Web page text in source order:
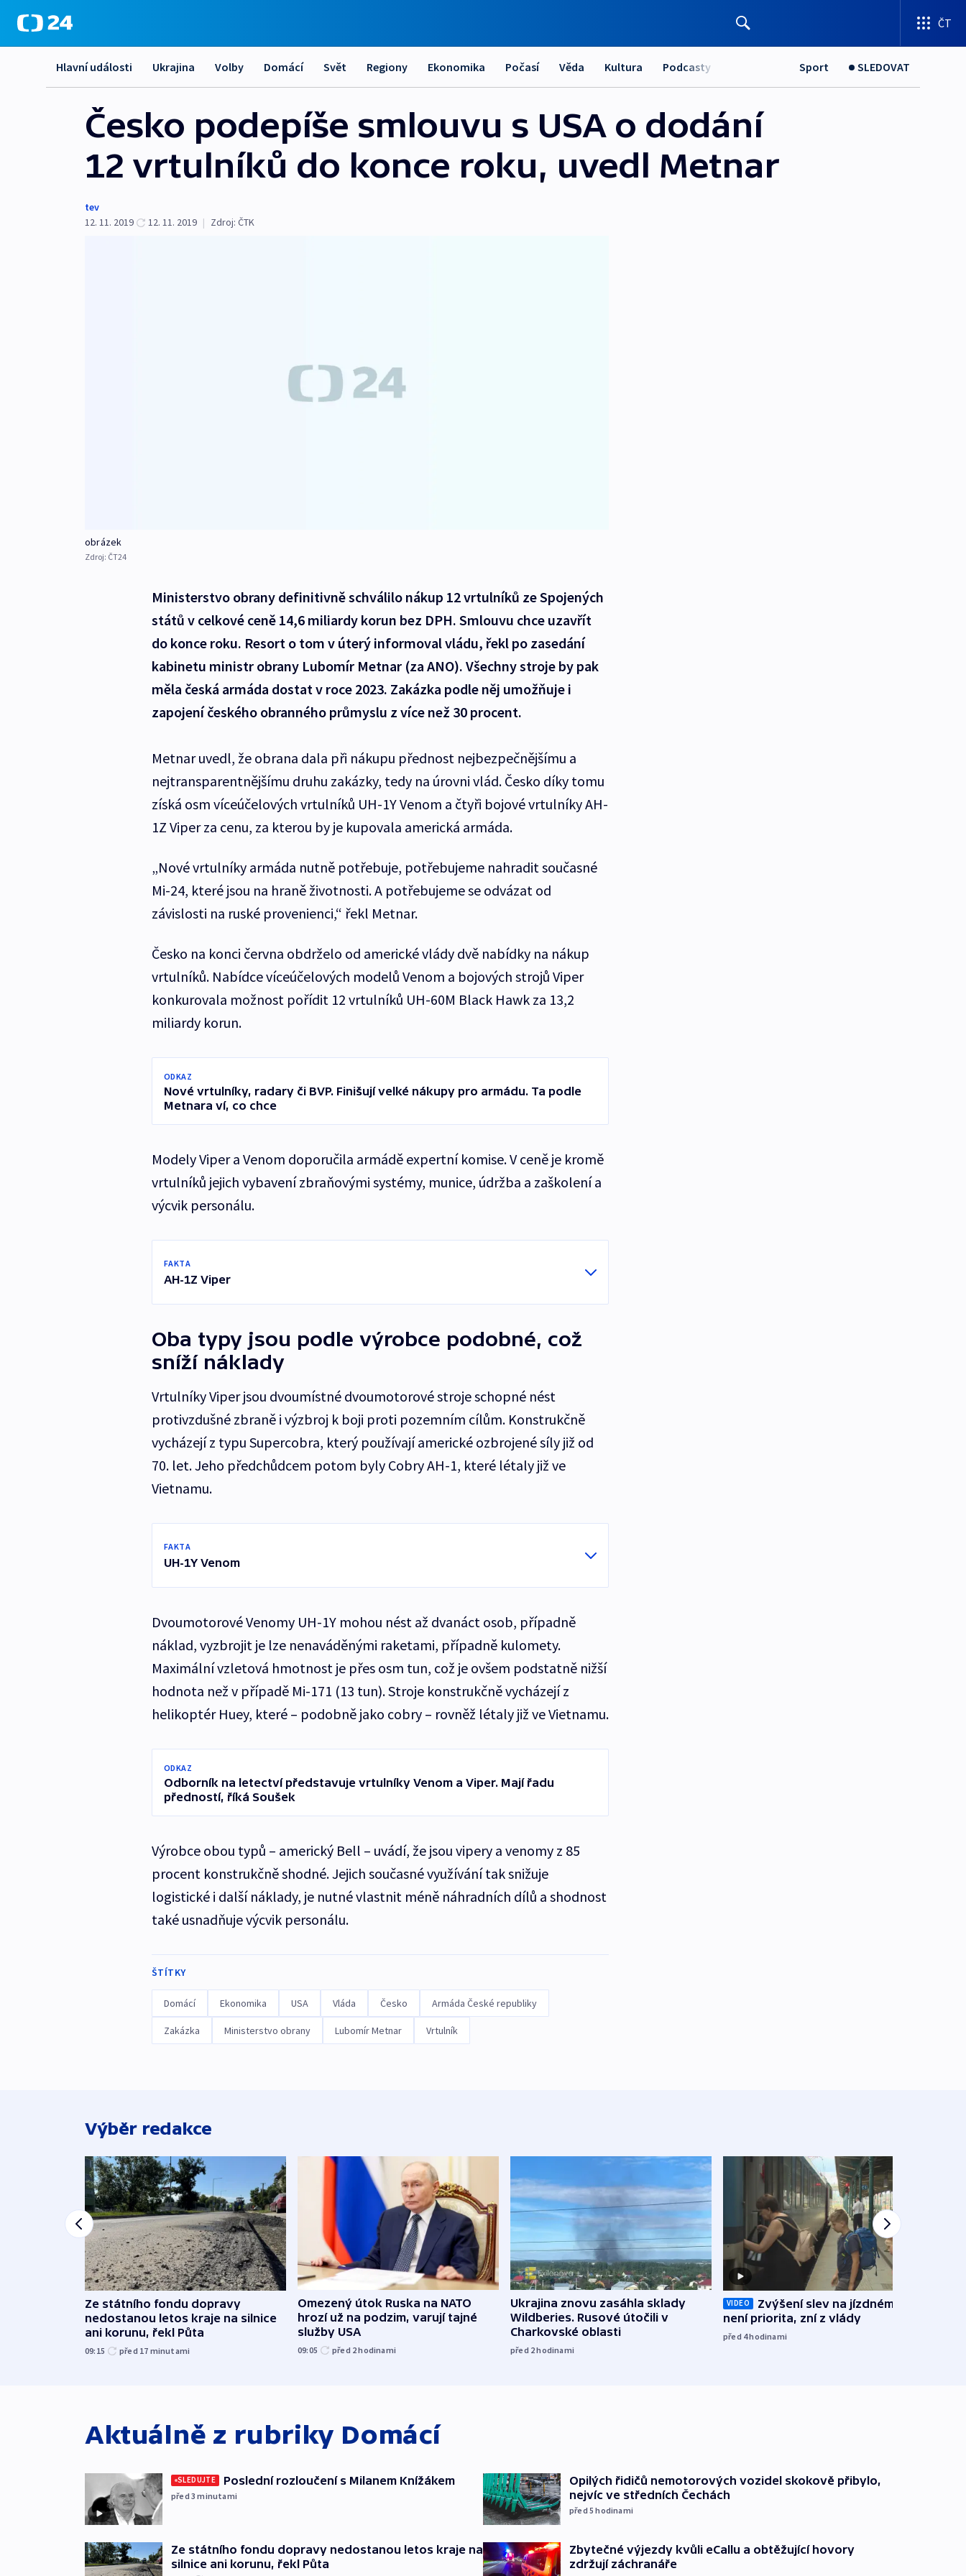
ČT
Hlavní události Ukrajina Volby Domácí Svět Regiony Ekonomika Počasí Věda Kultura Podcasty Sport SLEDOVAT
Česko podepíše smlouvu s USA o dodání
12 vrtulníků do konce roku, uvedl Metnar
tev
12. 11. 2019
12. 11. 2019 | Zdroj: ČTK
obrázek
Zdroj: ČT24
Ministerstvo obrany definitivně schválilo nákup 12 vrtulníků ze Spojených
států v celkové ceně 14,6 miliardy korun bez DPH. Smlouvu chce uzavřít
do konce roku. Resort o tom v úterý informoval vládu, řekl po zasedání
kabinetu ministr obrany Lubomír Metnar (za ANO). Všechny stroje by pak
měla česká armáda dostat v roce 2023. Zakázka podle něj umožňuje i
zapojení českého obranného průmyslu z více než 30 procent.
Metnar uvedl, že obrana dala při nákupu přednost nejbezpečnějšímu a
nejtransparentnějšímu druhu zakázky, tedy na úrovni vlád. Česko díky tomu
získá osm víceúčelových vrtulníků UH-1Y Venom a čtyři bojové vrtulníky AH-
1Z Viper za cenu, za kterou by je kupovala americká armáda.
„Nové vrtulníky armáda nutně potřebuje, potřebujeme nahradit současné
Mi-24, které jsou na hraně životnosti. A potřebujeme se odvázat od
závislosti na ruské provenienci,“ řekl Metnar.
Česko na konci června obdrželo od americké vlády dvě nabídky na nákup
vrtulníků. Nabídce víceúčelových modelů Venom a bojových strojů Viper
konkurovala možnost pořídit 12 vrtulníků UH-60M Black Hawk za 13,2
miliardy korun.
ODKAZ
Nové vrtulníky, radary či BVP. Finišují velké nákupy pro armádu. Ta podle
Metnara ví, co chce
Modely Viper a Venom doporučila armádě expertní komise. V ceně je kromě
vrtulníků jejich vybavení zbraňovými systémy, munice, údržba a zaškolení a
výcvik personálu.
FAKTA
AH-1Z Viper
Oba typy jsou podle výrobce podobné, což
sníží náklady
Vrtulníky Viper jsou dvoumístné dvoumotorové stroje schopné nést
protivzdušné zbraně i výzbroj k boji proti pozemním cílům. Konstrukčně
vycházejí z typu Supercobra, který používají americké ozbrojené síly již od
70. let. Jeho předchůdcem potom byly Cobry AH-1, které létaly již ve
Vietnamu.
FAKTA
UH-1Y Venom
Dvoumotorové Venomy UH-1Y mohou nést až dvanáct osob, případně
náklad, vyzbrojit je lze nenaváděnými raketami, případně kulomety.
Maximální vzletová hmotnost je přes osm tun, což je ovšem podstatně nižší
hodnota než v případě Mi-171 (13 tun). Stroje konstrukčně vycházejí z
helikoptér Huey, které – podobně jako cobry – rovněž létaly již ve Vietnamu.
ODKAZ
Odborník na letectví představuje vrtulníky Venom a Viper. Mají řadu
předností, říká Soušek
Výrobce obou typů – americký Bell – uvádí, že jsou vipery a venomy z 85
procent konstrukčně shodné. Jejich současné využívání tak snižuje
logistické i další náklady, je nutné vlastnit méně náhradních dílů a shodnost
také usnadňuje výcvik personálu.
ŠTÍTKY
Domácí Ekonomika USA Vláda Česko Armáda České republiky
Zakázka Ministerstvo obrany Lubomír Metnar Vrtulník
Výběr redakce
Ze státního fondu dopravy
nedostanou letos kraje na silnice
ani korunu, řekl Půta
09:15 před 17 minutami
Omezený útok Ruska na NATO
hrozí už na podzim, varují tajné
služby USA
09:05 před 2hodinami
Ukrajina znovu zasáhla sklady
Wildberies. Rusové útočili v
Charkovské oblasti
před 2hodinami
VIDEO
Zvýšení slev na jízdném teď
není priorita, zní z vlády
před 4hodinami
Aktuálně z rubriky Domácí
SLEDUJTE Poslední rozloučení s Milanem Knížákem
před 3minutami
Ze státního fondu dopravy nedostanou letos kraje na
silnice ani korunu, řekl Půta
Opilých řidičů nemotorových vozidel skokově přibylo,
nejvíc ve středních Čechách
před 5hodinami
Zbytečné výjezdy kvůli eCallu a obtěžující hovory
zdržují záchranáře